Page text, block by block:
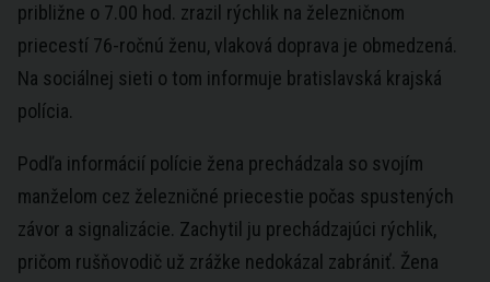
približne o 7.00 hod. zrazil rýchlik na železničnom
priecestí 76-ročnú ženu, vlaková doprava je obmedzená.
Na sociálnej sieti o tom informuje bratislavská krajská
polícia.
Podľa informácií polície žena prechádzala so svojím
manželom cez železničné priecestie počas spustených
závor a signalizácie. Zachytil ju prechádzajúci rýchlik,
pričom rušňovodič už zrážke nedokázal zabrániť. Žena